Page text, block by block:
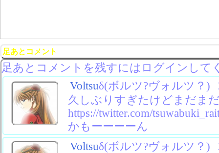
足あとコメント
足あとコメントを残すにはログインして
Voltsuδ(ボルツ?ヴォルツ？)
久しぶりすぎたけどまだま
https://twitter.com/
かもーーーーん
Voltsuδ(ボルツ?ヴォルツ？)